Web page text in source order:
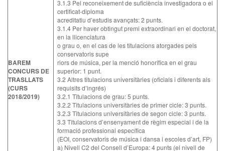
BAREM
CONCURS DE
TRASLLATS
(CURS
2018/2019)
3.1.3 Pel reconeixement de suficiència investigadora o el
certificat-diploma
acreditatiu d’estudis avançats: 2 punts.
3.1.4 Per haver obtingut premi extraordinari en el doctorat,
en la llicenciatura
o grau o, en el cas de les titulacions atorgades pels
conservatoris supe
riors de música, per la menció honorífica en el grau
superior: 1 punt.
3.2 Altres titulacions universitàries (oficials i diferents als
requisits d’ingrés)
3.2.1 Titulacions de grau: 5 punts.
3.2.2 Titulacions universitàries de primer cicle: 3 punts.
3.2.3 Titulacions universitàries de segon cicle: 3 punts.
3.3 Titulacions d’ensenyament de règim especial i de la
formació professional específica
(EOI, conservatoris de música i dansa i escoles d’art, FP)
a) Nivell C2 del Consell d’Europa: 4 punts (el nivell de